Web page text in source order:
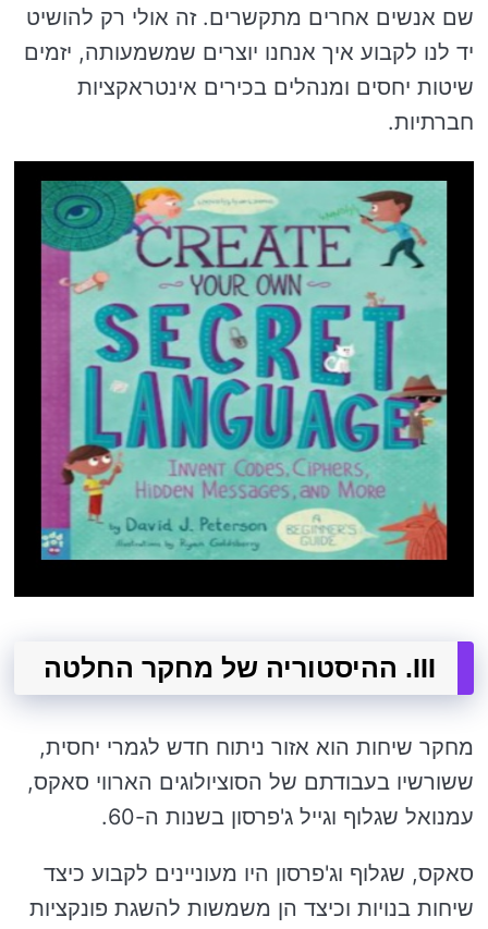
שם אנשים אחרים מתקשרים. זה אולי רק להושיט
יד לנו לקבוע איך אנחנו יוצרים שמשמעותה, יזמים
שיטות יחסים ומנהלים בכירים אינטראקציות
חברתיות.
III. ההיסטוריה של מחקר החלטה
מחקר שיחות הוא אזור ניתוח חדש לגמרי יחסית,
ששורשיו בעבודתם של הסוציולוגים הארווי סאקס,
עמנואל שגלוף וגייל ג'פרסון בשנות ה-60.
סאקס, שגלוף וג'פרסון היו מעוניינים לקבוע כיצד
שיחות בנויות וכיצד הן משמשות להשגת פונקציות